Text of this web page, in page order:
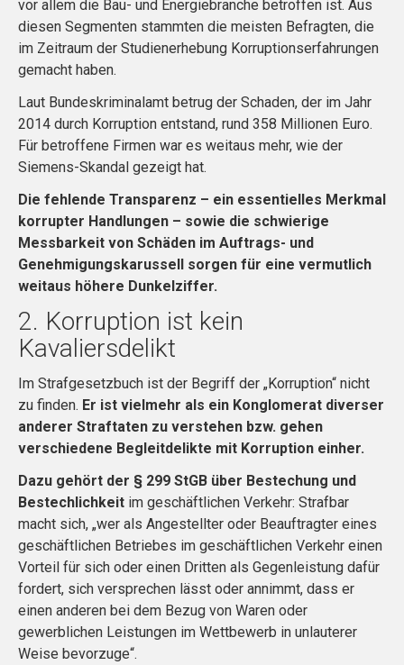
vor allem die Bau- und Energiebranche betroffen ist. Aus
diesen Segmenten stammten die meisten Befragten, die
im Zeitraum der Studienerhebung Korruptionserfahrungen
gemacht haben.
Laut Bundeskriminalamt betrug der Schaden, der im Jahr
2014 durch Korruption entstand, rund 358 Millionen Euro.
Für betroffene Firmen war es weitaus mehr, wie der
Siemens-Skandal gezeigt hat.
Die fehlende Transparenz – ein essentielles Merkmal
korrupter Handlungen – sowie die schwierige
Messbarkeit von Schäden im Auftrags- und
Genehmigungskarussell sorgen für eine vermutlich
weitaus höhere Dunkelziffer.
2. Korruption ist kein
Kavaliersdelikt
Im Strafgesetzbuch ist der Begriff der „Korruption“ nicht
zu finden. Er ist vielmehr als ein Konglomerat diverser
anderer Straftaten zu verstehen bzw. gehen
verschiedene Begleitdelikte mit Korruption einher.
Dazu gehört der § 299 StGB über Bestechung und
Bestechlichkeit im geschäftlichen Verkehr: Strafbar
macht sich, „wer als Angestellter oder Beauftragter eines
geschäftlichen Betriebes im geschäftlichen Verkehr einen
Vorteil für sich oder einen Dritten als Gegenleistung dafür
fordert, sich versprechen lässt oder annimmt, dass er
einen anderen bei dem Bezug von Waren oder
gewerblichen Leistungen im Wettbewerb in unlauterer
Weise bevorzuge“.